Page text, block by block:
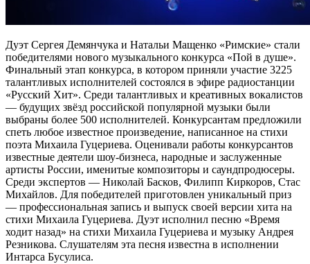
Дуэт Сергея Демянчука и Натальи Мащенко «Римские» стали
победителями нового музыкального конкурса «Пой в душе».
Финальный этап конкурса, в котором приняли участие 3225
талантливых исполнителей состоялся в эфире радиостанции
«Русский Хит». Среди талантливых и креативных вокалистов
— будущих звёзд российской популярной музыки были
выбраны более 500 исполнителей. Конкурсантам предложили
спеть любое известное произведение, написанное на стихи
поэта Михаила Гуцериева. Оценивали работы конкурсантов
известные деятели шоу-бизнеса, народные и заслуженные
артисты России, именитые композиторы и саундпродюсеры.
Среди экспертов — Николай Басков, Филипп Киркоров, Стас
Михайлов. Для победителей приготовлен уникальный приз
— профессиональная запись и выпуск своей версии хита на
стихи Михаила Гуцериева. Дуэт исполнил песню «Время
ходит назад» на стихи Михаила Гуцериева и музыку Андрея
Резникова. Слушателям эта песня известна в исполнении
Интарса Бусулиса.